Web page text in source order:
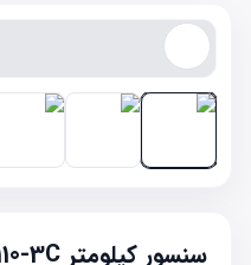
سنسور کیلومتر MVM 110-3C